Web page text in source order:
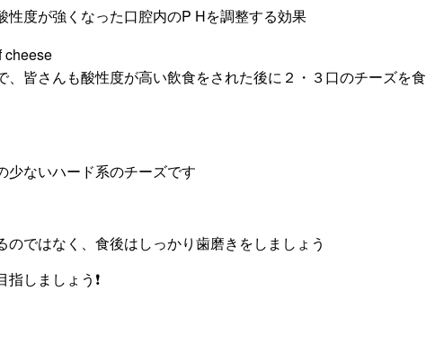
性度が強くなった口腔内のP Hを調整する効果
皆さんも酸性度が高い飲食をされた後に２・３口のチーズを食
少ないハード系のチーズです
ではなく、食後はしっかり歯磨きをしましょう
しましょう❗️